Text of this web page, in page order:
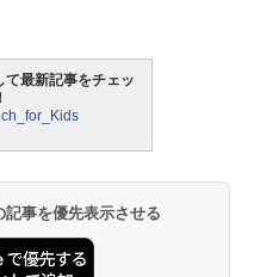
スイスイおえかき for Study
もう一度ひとつひとつわかり
訂版
て最新記事をチェッ
事を優先表示させる